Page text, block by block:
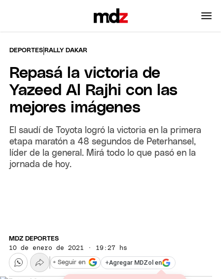
DEPORTES |RALLY DAKAR
Repasá la victoria de
Yazeed Al Rajhi con las
mejores imágenes
El saudí de Toyota logró la victoria en la primera
etapa maratón a 48 segundos de Peterhansel,
líder de la general. Mirá todo lo que pasó en la
jornada de hoy.
MDZ DEPORTES
10 de enero de 2021 · 19:27 hs
+Agregar MDZol en
+ Seguir en